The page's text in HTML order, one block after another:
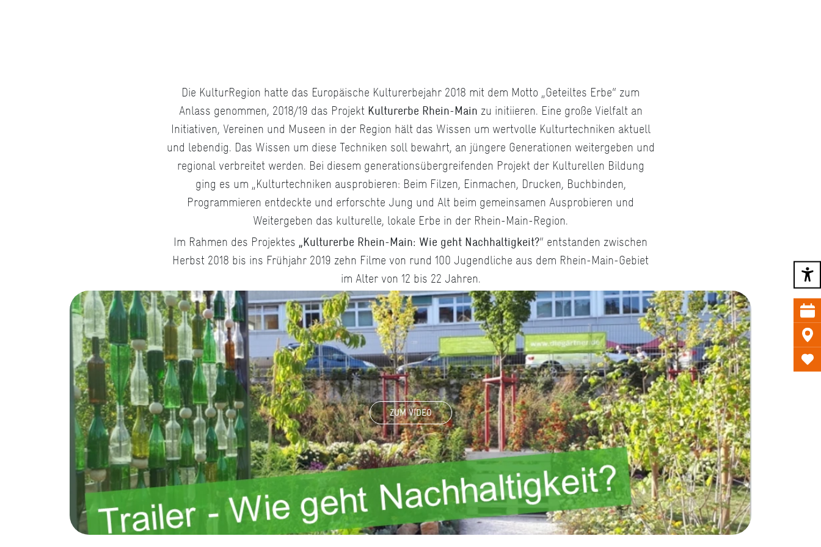
Die KulturRegion hatte das Europäische Kulturerbejahr 2018 mit dem Motto „Geteiltes Erbe“ zum
Anlass genommen, 2018/19 das Projekt Kulturerbe Rhein-Main zu initiieren. Eine große Vielfalt an
Initiativen, Vereinen und Museen in der Region hält das Wissen um wertvolle Kulturtechniken aktuell
und lebendig. Das Wissen um diese Techniken soll bewahrt, an jüngere Generationen weitergeben und
regional verbreitet werden. Bei diesem generationsübergreifenden Projekt der Kulturellen Bildung
ging es um „Kulturtechniken ausprobieren: Beim Filzen, Einmachen, Drucken, Buchbinden,
Programmieren entdeckte und erforschte Jung und Alt beim gemeinsamen Ausprobieren und
Weitergeben das kulturelle, lokale Erbe in der Rhein-Main-Region.
Im Rahmen des Projektes „Kulturerbe Rhein-Main: Wie geht Nachhaltigkeit?“ entstanden zwischen
Herbst 2018 bis ins Frühjahr 2019 zehn Filme von rund 100 Jugendliche aus dem Rhein-Main-Gebiet
im Alter von 12 bis 22 Jahren.
ZUM VIDEO